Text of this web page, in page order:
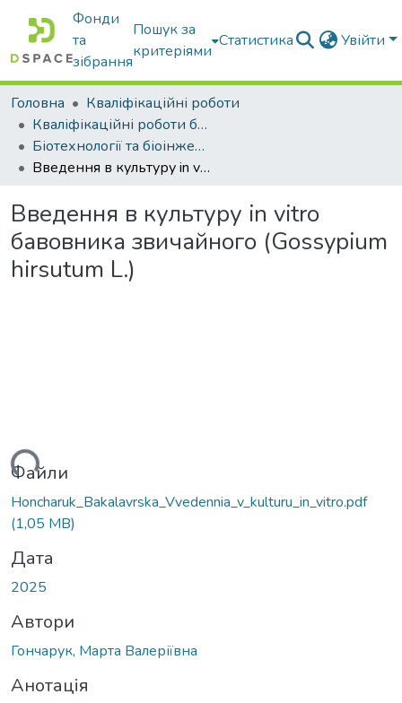
Фонди
та
зібрання
Пошук за
критеріями
Статистика Увійти
Головна
Кваліфікаційні роботи
Кваліфікаційні роботи бакалаврів
Біотехнології та біоінженерія
Введення в культуру in vitro бавовника звичайного (Gossypium hirsutum L.)
Введення в культуру in vitro
бавовника звичайного (Gossypium
hirsutum L.)
Файли
Honcharuk_Bakalavrska_Vvedennia_v_kulturu_in_vitro.pdf
(1,05 MB)
Дата
2025
Автори
Гончарук, Марта Валеріївна
Анотація